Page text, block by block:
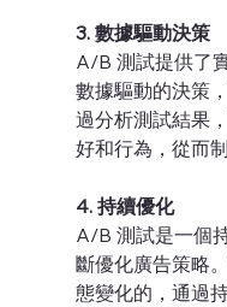
3. 數據驅動決策
A/B 測試提供了
數據驅動的決策
過分析測試結果
好和行為，從而
4. 持續優化
A/B 測試是一個
斷優化廣告策略
態變化的，通過